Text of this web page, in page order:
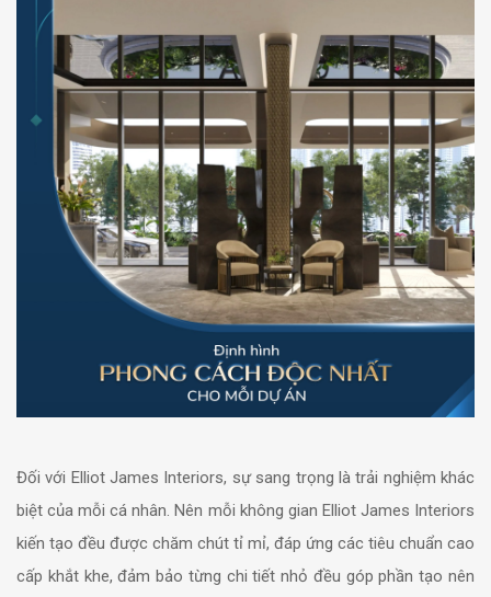
Đối với Elliot James Interiors, sự sang trọng là trải nghiệm khác
biệt của mỗi cá nhân. Nên mỗi không gian Elliot James Interiors
kiến tạo đều được chăm chút tỉ mỉ, đáp ứng các tiêu chuẩn cao
cấp khắt khe, đảm bảo từng chi tiết nhỏ đều góp phần tạo nên